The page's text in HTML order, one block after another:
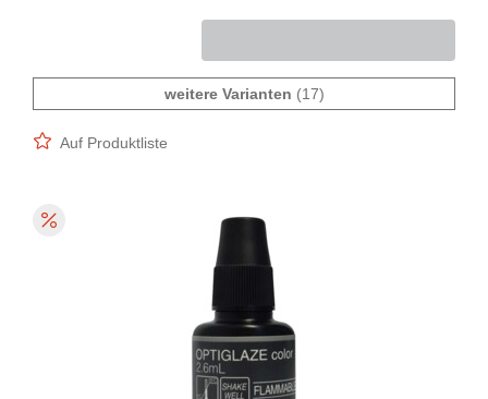
weitere Varianten (17)
Auf Produktliste